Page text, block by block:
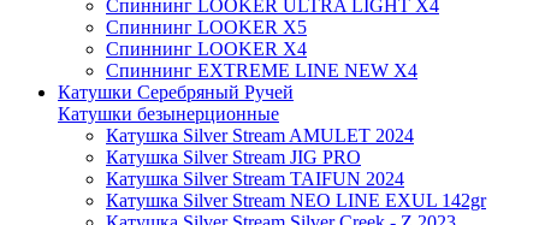
Спиннинг LOOKER ULTRA LIGHT X4
Спиннинг LOOKER X5
Спиннинг LOOKER X4
Спиннинг EXTREME LINE NEW X4
Катушки Серебряный Ручей
Катушки безынерционные
Катушка Silver Stream AMULET 2024
Катушка Silver Stream JIG PRO
Катушка Silver Stream TAIFUN 2024
Катушка Silver Stream NEO LINE EXUL 142gr